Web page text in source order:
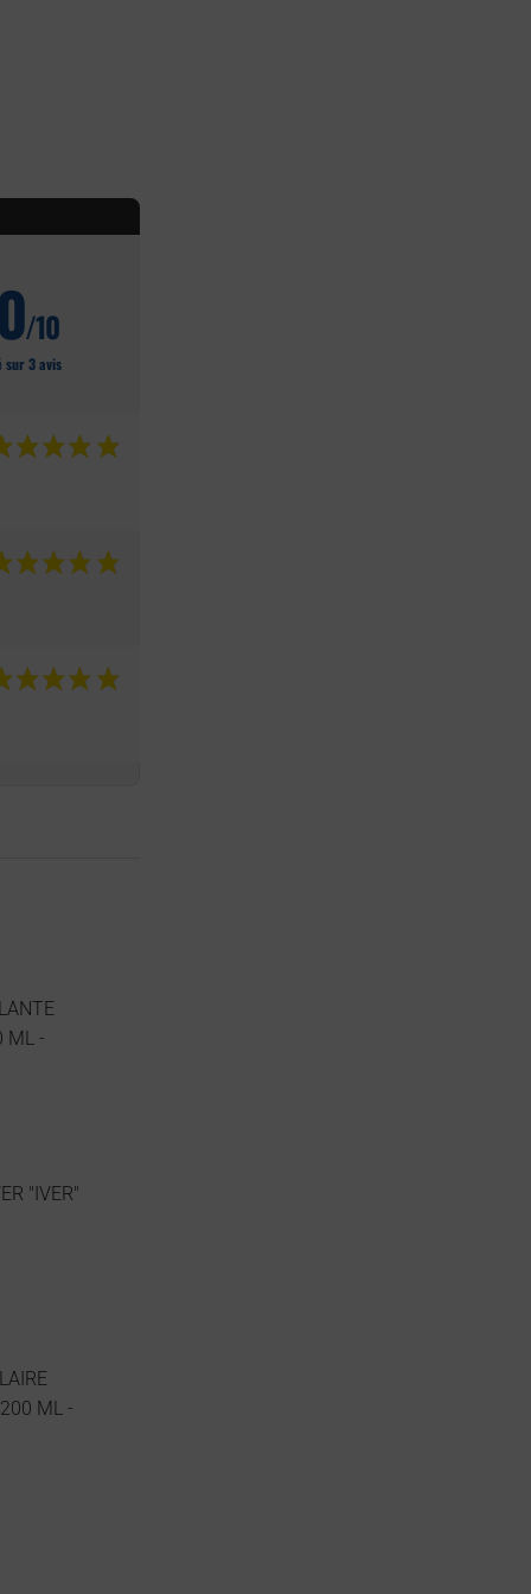
/10
sur 3 avis
ML -
"IVER"
200 ML -